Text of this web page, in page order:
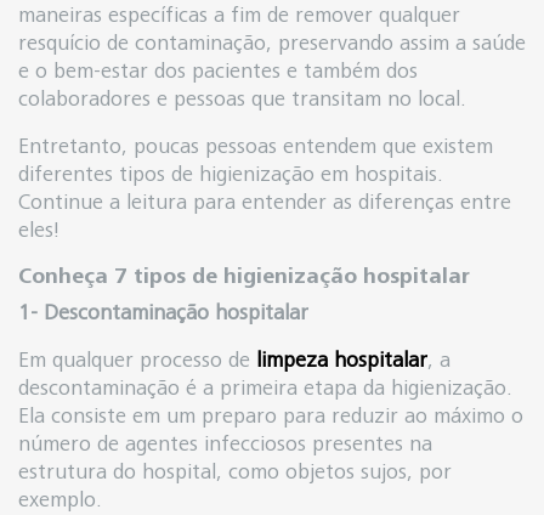
maneiras específicas a fim de remover qualquer
resquício de contaminação, preservando assim a saúde
e o bem-estar dos pacientes e também dos
colaboradores e pessoas que transitam no local.
Entretanto, poucas pessoas entendem que existem
diferentes tipos de higienização em hospitais.
Continue a leitura para entender as diferenças entre
eles!
Conheça 7 tipos de higienização hospitalar
1- Descontaminação hospitalar
Em qualquer processo de limpeza hospitalar, a
descontaminação é a primeira etapa da higienização.
Ela consiste em um preparo para reduzir ao máximo o
número de agentes infecciosos presentes na
estrutura do hospital, como objetos sujos, por
exemplo.